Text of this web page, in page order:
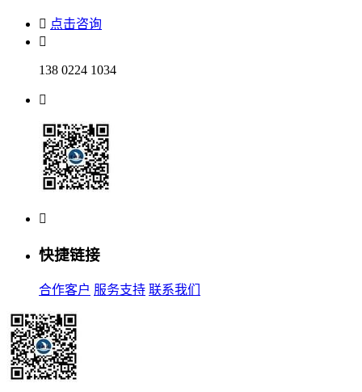
点击咨询
138 0224 1034
快捷链接
合作客户 服务支持 联系我们